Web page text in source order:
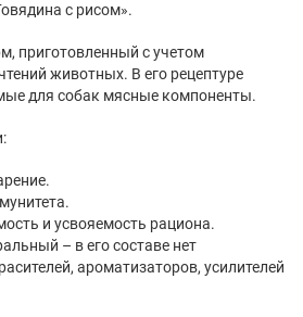
с рисом».
приготовленный с учетом
животных. В его рецептуре
для собак мясные компоненты.
и усвояемость рациона.
– в его составе нет
ароматизаторов, усилителей